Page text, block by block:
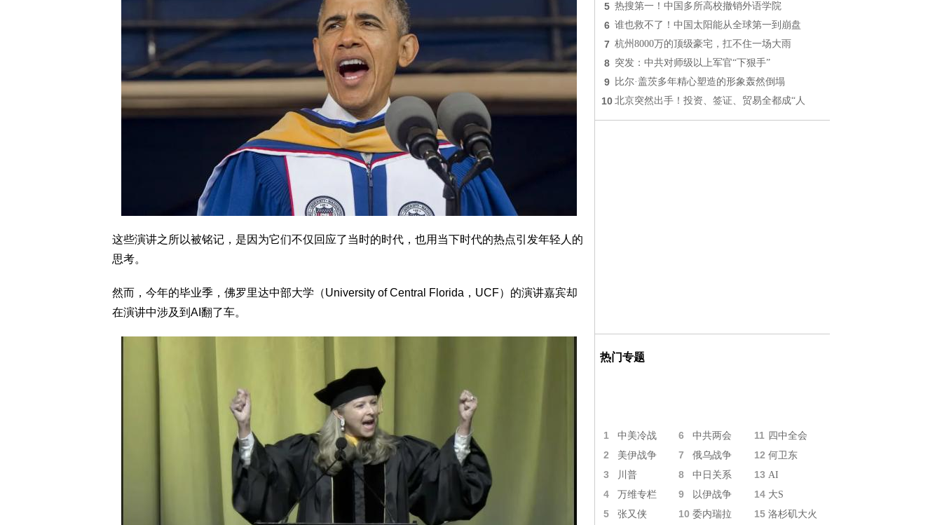
这些演讲之所以被铭记，是因为它们不仅回应了当时的时代，也用当下时代的热点引发年轻人的
思考。
然而，今年的毕业季，佛罗里达中部大学（University of Central Florida，UCF）的演讲嘉宾却
在演讲中涉及到AI翻了车。
5 热搜第一！中国多所高校撤销外语学院
6 谁也救不了！中国太阳能从全球第一到崩盘
7 杭州8000万的顶级豪宅，扛不住一场大雨
8 突发：中共对师级以上军官“下狠手”
9 比尔·盖茨多年精心塑造的形象轰然倒塌
10 北京突然出手！投资、签证、贸易全都成“人
热门专题
1 中美冷战 6 中共两会 11 四中全会
2 美伊战争 7 俄乌战争 12 何卫东
3 川普 8 中日关系 13 AI
4 万维专栏 9 以伊战争 14 大S
5 张又侠 10 委内瑞拉 15 洛杉矶大火